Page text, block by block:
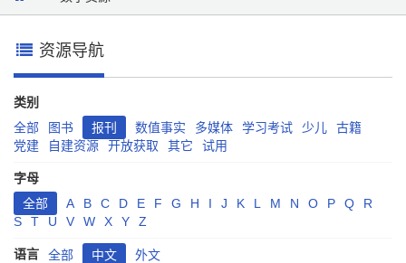
资源导航
类别
全部
图书 报刊 数值事实 多媒体 学习考试 少儿
古籍
党建
自建资源 开放获取 其它 试用
字母
全部
A B C D E F G H I J K L M N O P Q
R
S
T U V W X Y Z
语言 全部 中文 外文